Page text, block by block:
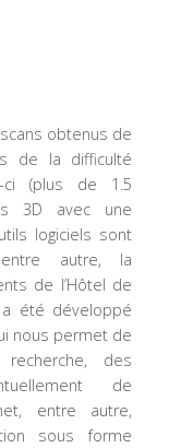
obtenus de
de la difficulté
ci (plus de 1.5
3D avec une
logiciels sont
autre, la
de l’Hôtel de
a été développé
nous permet de
des
de
entre autre,
sous forme